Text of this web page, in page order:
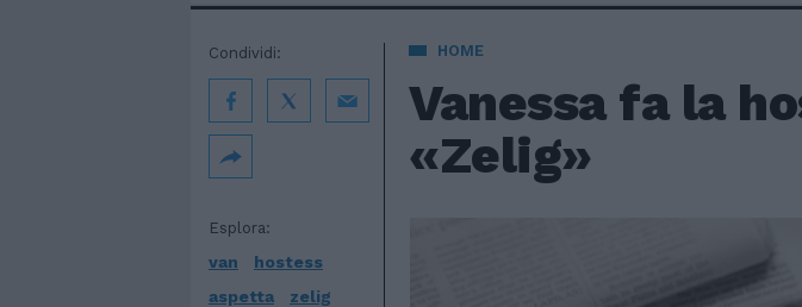
HOME
Vanessa fa la
«Zelig»
Esplora:
van
hostess
aspetta
zelig
Condividi: